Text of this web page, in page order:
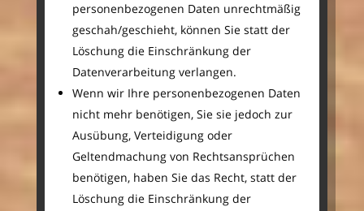
personenbezogenen Daten unrechtmäßig
geschah/geschieht, können Sie statt der
Löschung die Einschränkung der
Datenverarbeitung verlangen.
Wenn wir Ihre personenbezogenen Daten
nicht mehr benötigen, Sie sie jedoch zur
Ausübung, Verteidigung oder
Geltendmachung von Rechtsansprüchen
benötigen, haben Sie das Recht, statt der
Löschung die Einschränkung der